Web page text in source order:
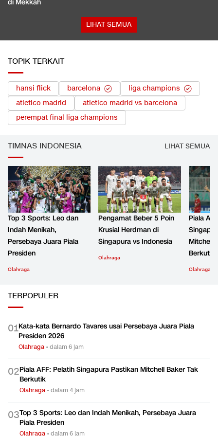
di Mekkah
LIHAT SEMUA
TOPIK TERKAIT
hansi flick barcelona
liga champions
atletico madrid
atletico madrid vs barcelona
perempat final liga champions
TIMNAS INDONESIA LIHAT SEMUA
Top 3 Sports: Leo dan
Indah Menikah,
Persebaya Juara Piala
Presiden
Olahraga
Pengamat Beber 5 Poin
Krusial Herdman di
Singapura vs Indonesia
Olahraga
Piala
Mitchell
Berkutik
Olahraga
TERPOPULER
01Kata-kata Bernardo Tavares usai Persebaya Juara Piala
Presiden 2026
Olahraga •dalam 6 jam
02Piala AFF: Pelatih Singapura Pastikan Mitchell Baker Tak
Berkutik
Olahraga •dalam 4 jam
03Top 3 Sports: Leo dan Indah Menikah, Persebaya Juara
Piala Presiden
Olahraga •dalam 6 jam